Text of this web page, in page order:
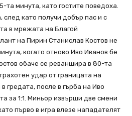
та минута, като гостите поведоха.
след като получи добър пас и с
в мрежата на Благой
на Пирин Станислав Костов не
когато отново Иво Иванов бе
обаче се реваншира в 80-та
удар от границата на
гредата, после в гърба на Иво
за 1:1. Миньор извърши две смени
първо в игра влезе нападателят